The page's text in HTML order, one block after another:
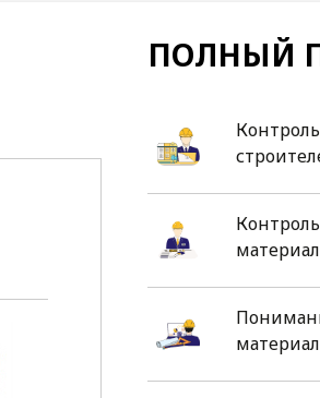
ПОЛНЫЙ